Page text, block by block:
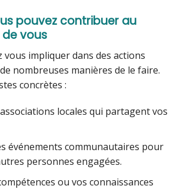
pouvez contribuer au
vous
vous impliquer dans des actions
nombreuses manières de le faire.
concrètes :
locales qui partagent vos
événements communautaires pour
personnes engagées.
ou vos connaissances